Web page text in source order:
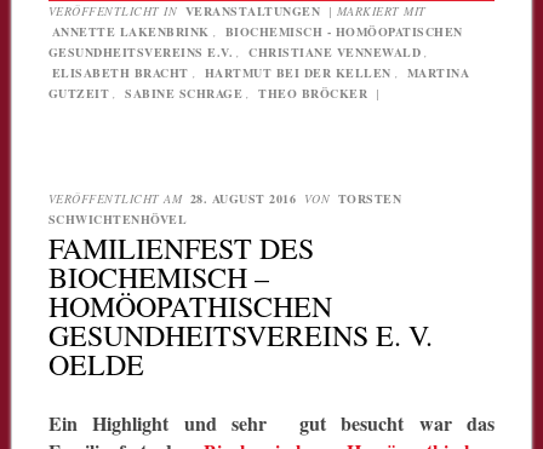
VERÖFFENTLICHT IN VERANSTALTUNGEN | MARKIERT MIT
ANNETTE LAKENBRINK
BIOCHEMISCH - HOMÖOPATISCHEN
GESUNDHEITSVEREINS E.V.
CHRISTIANE VENNEWALD
ELISABETH BRACHT
HARTMUT BEI DER KELLEN
MARTINA
GUTZEIT
SABINE SCHRAGE THEO BRÖCKER |
VERÖFFENTLICHT AM 28. AUGUST 2016 VON TORSTEN
SCHWICHTENHÖVEL
FAMILIENFEST DES
BIOCHEMISCH –
HOMÖOPATHISCHEN
GESUNDHEITSVEREINS E. V.
OELDE
Ein Highlight und sehr gut besucht war das